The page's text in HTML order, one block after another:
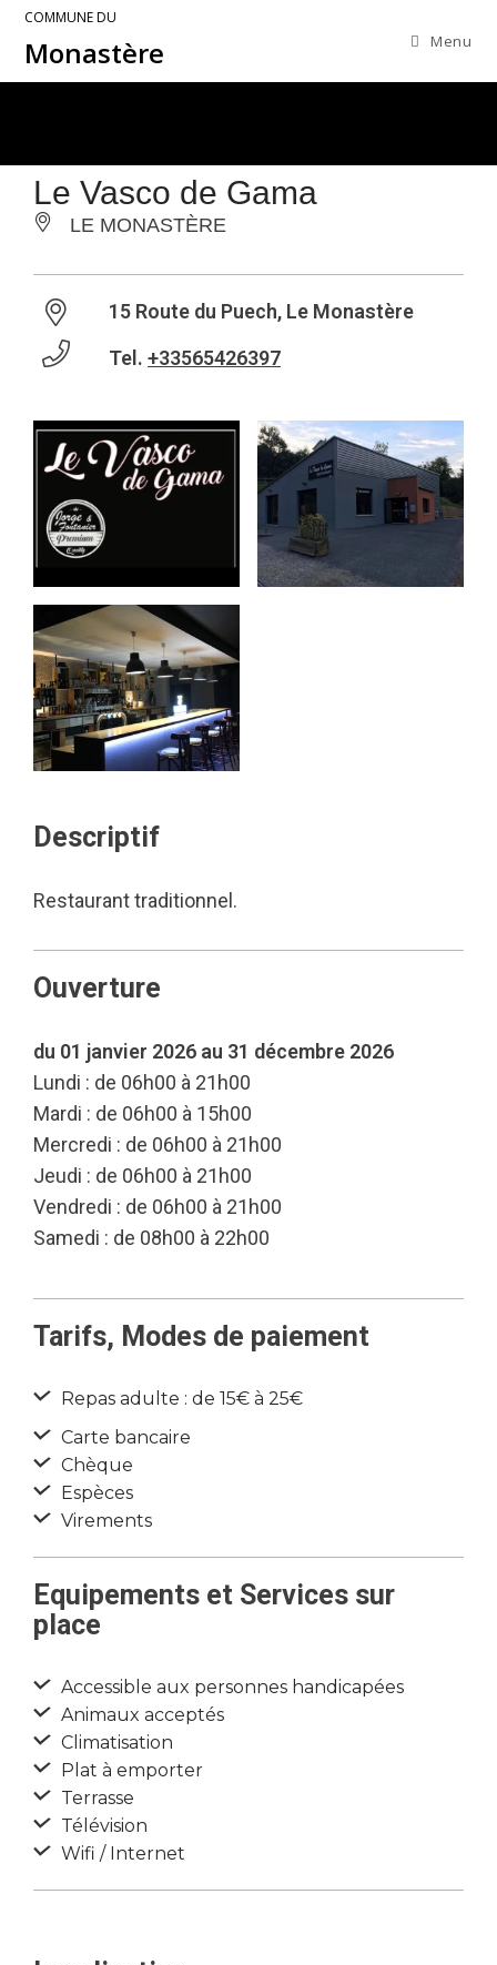
COMMUNE DU
Monastère Menu
Le Vasco de Gama
LE MONASTÈRE
15 Route du Puech, Le Monastère
Tel. +33565426397
Descriptif
Restaurant traditionnel.
Ouverture
du 01 janvier 2026 au 31 décembre 2026
Lundi : de 06h00 à 21h00
Mardi : de 06h00 à 15h00
Mercredi : de 06h00 à 21h00
Jeudi : de 06h00 à 21h00
Vendredi : de 06h00 à 21h00
Samedi : de 08h00 à 22h00
Tarifs, Modes de paiement
Repas adulte : de 15€ à 25€
Carte bancaire
Chèque
Espèces
Virements
Equipements et Services sur
place
Accessible aux personnes handicapées
Animaux acceptés
Climatisation
Plat à emporter
Terrasse
Télévision
Wifi / Internet